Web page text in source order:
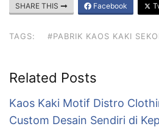
SHARE THIS Facebook
TAGS: #PABRIK KAOS KAKI
Related Posts
Kaos Kaki Motif Distro
Custom Desain Sendiri di